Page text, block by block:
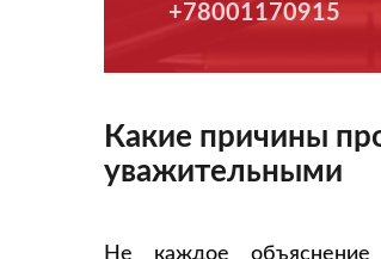
+78001170915
Какие причины
уважительными
Не каждое объяснение